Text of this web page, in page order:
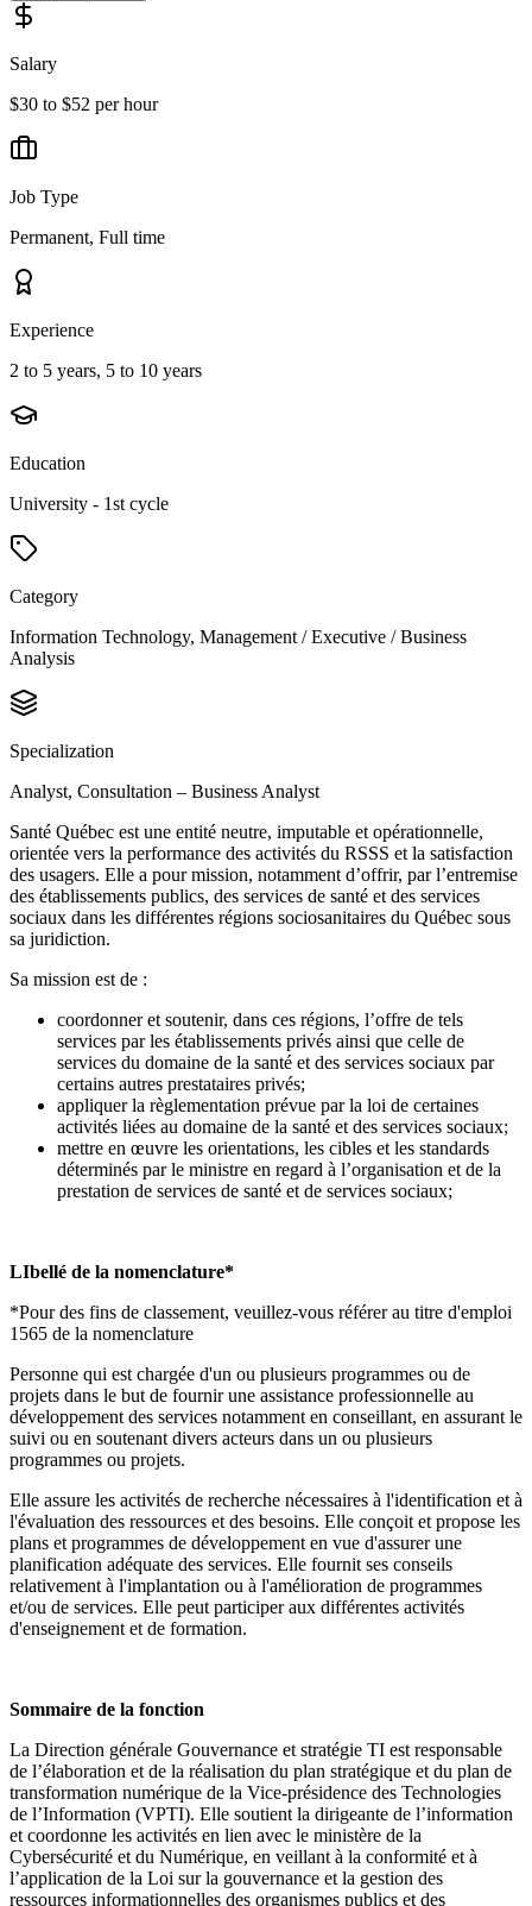
Salary
$30 to $52 per hour
Job Type
Permanent, Full time
Experience
2 to 5 years, 5 to 10 years
Education
University - 1st cycle
Category
Information Technology, Management / Executive / Business
Analysis
Specialization
Analyst, Consultation – Business Analyst
Santé Québec est une entité neutre, imputable et opérationnelle,
orientée vers la performance des activités du RSSS et la satisfaction
des usagers. Elle a pour mission, notamment d’offrir, par l’entremise
des établissements publics, des services de santé et des services
sociaux dans les différentes régions sociosanitaires du Québec sous
sa juridiction.
Sa mission est de :
coordonner et soutenir, dans ces régions, l’offre de tels
services par les établissements privés ainsi que celle de
services du domaine de la santé et des services sociaux par
certains autres prestataires privés;
appliquer la règlementation prévue par la loi de certaines
activités liées au domaine de la santé et des services sociaux;
mettre en œuvre les orientations, les cibles et les standards
déterminés par le ministre en regard à l’organisation et de la
prestation de services de santé et de services sociaux;
LIbellé de la nomenclature*
*Pour des fins de classement, veuillez-vous référer au titre d'emploi
1565 de la nomenclature
Personne qui est chargée d'un ou plusieurs programmes ou de
projets dans le but de fournir une assistance professionnelle au
développement des services notamment en conseillant, en assurant le
suivi ou en soutenant divers acteurs dans un ou plusieurs
programmes ou projets.
Elle assure les activités de recherche nécessaires à l'identification et à
l'évaluation des ressources et des besoins. Elle conçoit et propose les
plans et programmes de développement en vue d'assurer une
planification adéquate des services. Elle fournit ses conseils
relativement à l'implantation ou à l'amélioration de programmes
et/ou de services. Elle peut participer aux différentes activités
d'enseignement et de formation.
Sommaire de la fonction
La Direction générale Gouvernance et stratégie TI est responsable
de l’élaboration et de la réalisation du plan stratégique et du plan de
transformation numérique de la Vice-présidence des Technologies
de l’Information (VPTI). Elle soutient la dirigeante de l’information
et coordonne les activités en lien avec le ministère de la
Cybersécurité et du Numérique, en veillant à la conformité et à
l’application de la Loi sur la gouvernance et la gestion des
ressources informationnelles des organismes publics et des